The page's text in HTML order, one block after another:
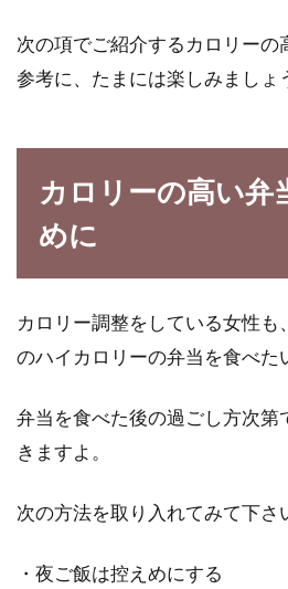
次の項でご紹介するカロリーの
参考に、たまには楽しみましょ
カロリーの高い弁
めに
カロリー調整をしている女性
のハイカロリーの弁当を食べた
弁当を食べた後の過ごし方次第
きますよ。
次の方法を取り入れてみて下さ
・夜ご飯は控えめにする